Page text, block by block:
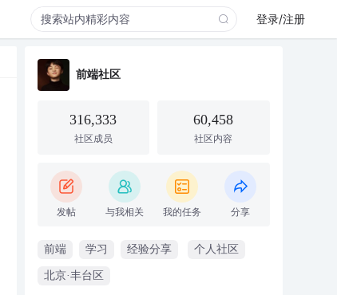
登录/注册
前端社区
316,333
社区成员
60,458
社区内容
发帖 与我相关 我的任务 分享
前端 学习 经验分享 个人社区
北京·丰台区